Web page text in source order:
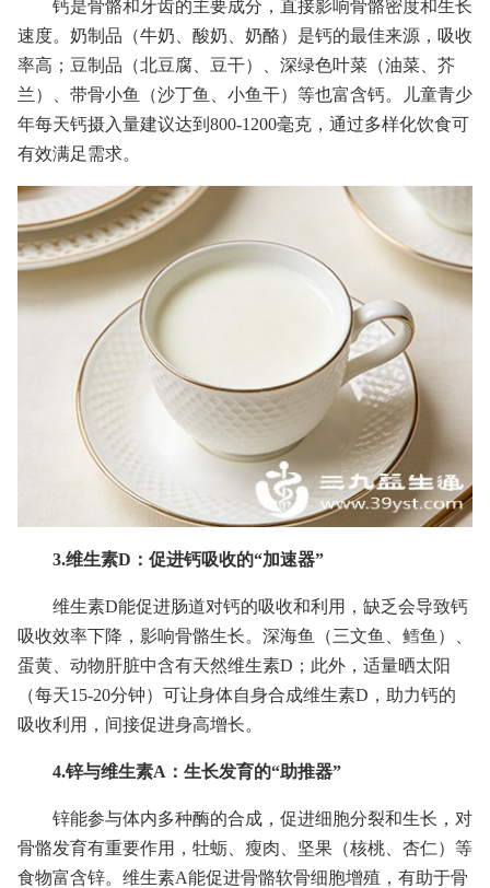
钙是骨骼和牙齿的主要成分，直接影响骨骼密度和生长
速度。奶制品（牛奶、酸奶、奶酪）是钙的最佳来源，吸收
率高；豆制品（北豆腐、豆干）、深绿色叶菜（油菜、芥
兰）、带骨小鱼（沙丁鱼、小鱼干）等也富含钙。儿童青少
年每天钙摄入量建议达到800-1200毫克，通过多样化饮食可
有效满足需求。
3.维生素D：促进钙吸收的“加速器”
维生素D能促进肠道对钙的吸收和利用，缺乏会导致钙
吸收效率下降，影响骨骼生长。深海鱼（三文鱼、鳕鱼）、
蛋黄、动物肝脏中含有天然维生素D；此外，适量晒太阳
（每天15-20分钟）可让身体自身合成维生素D，助力钙的
吸收利用，间接促进身高增长。
4.锌与维生素A：生长发育的“助推器”
锌能参与体内多种酶的合成，促进细胞分裂和生长，对
骨骼发育有重要作用，牡蛎、瘦肉、坚果（核桃、杏仁）等
食物富含锌。维生素A能促进骨骼软骨细胞增殖，有助于骨